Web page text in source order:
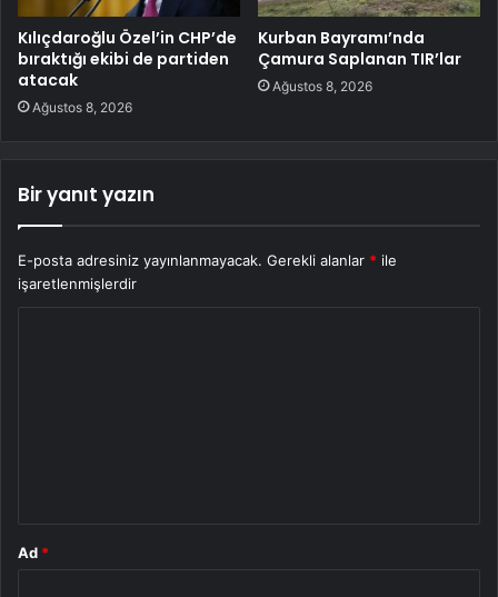
Kılıçdaroğlu Özel’in CHP’de
bıraktığı ekibi de partiden
atacak
Ağustos 8, 2026
Kurban Bayramı’nda
Çamura Saplanan TIR’lar
Ağustos 8, 2026
Bir yanıt yazın
E-posta adresiniz yayınlanmayacak. Gerekli alanlar * ile
işaretlenmişlerdir
Ad *